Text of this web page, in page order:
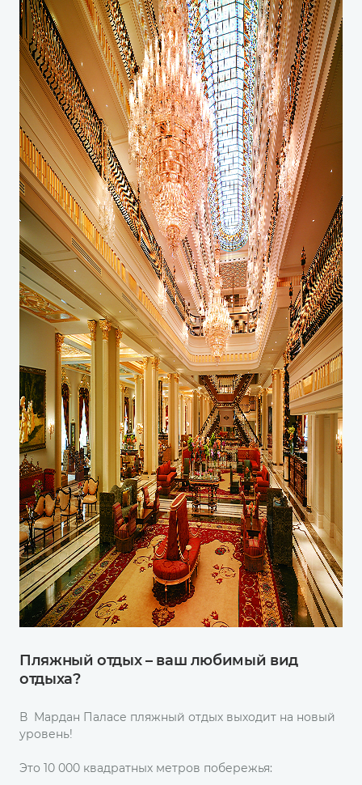
Пляжный отдых – ваш любимый вид
отдыха?
В Мардан Паласе пляжный отдых выходит на новый
уровень!
Это 10 000 квадратных метров побережья: